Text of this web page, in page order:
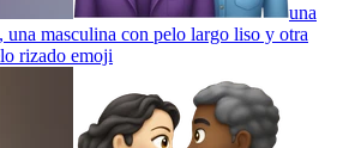
una
una masculina con pelo largo liso y otra
rizado emoji